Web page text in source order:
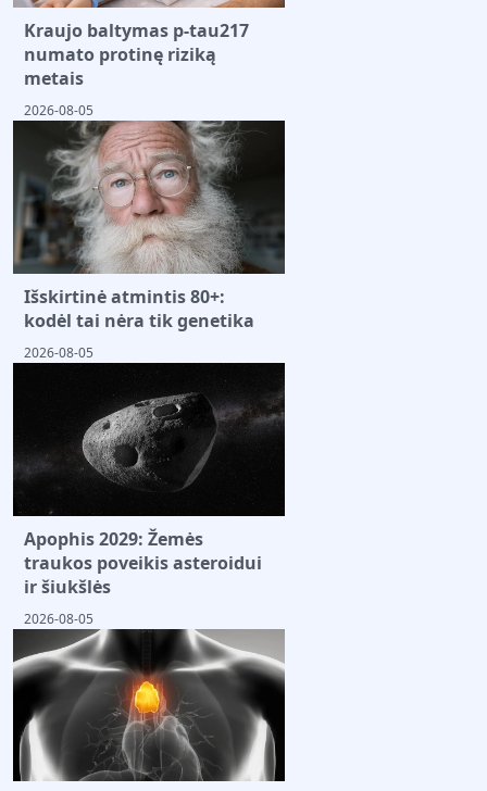
Kraujo baltymas p-tau217
numato protinę riziką
metais
2026-08-05
Išskirtinė atmintis 80+:
kodėl tai nėra tik genetika
2026-08-05
Apophis 2029: Žemės
traukos poveikis asteroidui
ir šiukšlės
2026-08-05